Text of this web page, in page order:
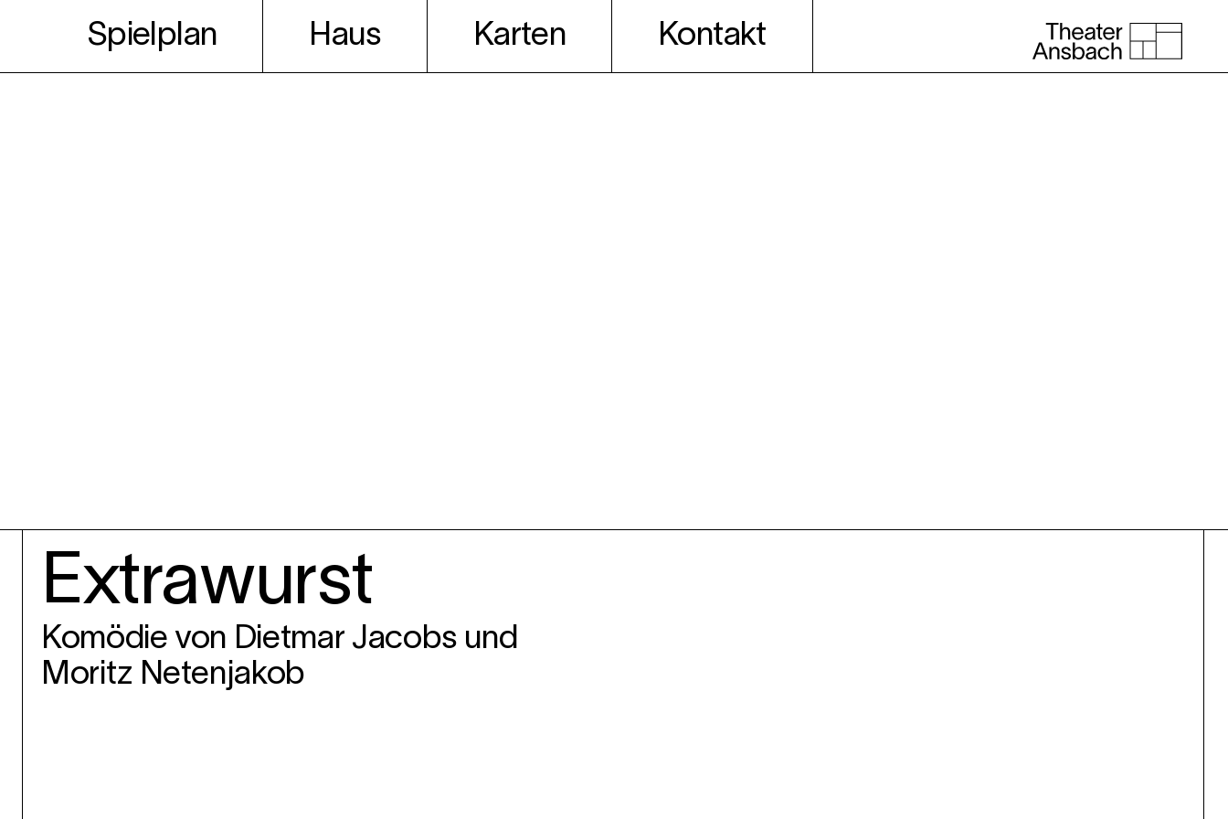
Spielplan Haus Karten Kontakt
Extrawurst
Komödie von Dietmar Jacobs und
Moritz Netenjakob